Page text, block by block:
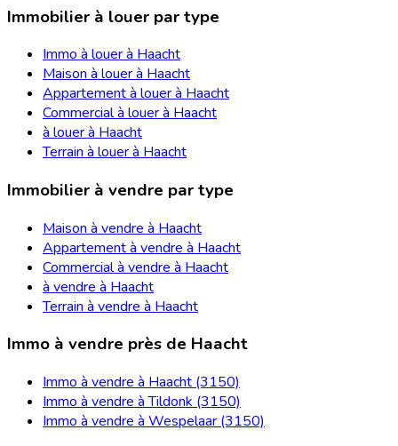
Immobilier à louer par type
Immo à louer à Haacht
Maison à louer à Haacht
Appartement à louer à Haacht
Commercial à louer à Haacht
à louer à Haacht
Terrain à louer à Haacht
Immobilier à vendre par type
Maison à vendre à Haacht
Appartement à vendre à Haacht
Commercial à vendre à Haacht
à vendre à Haacht
Terrain à vendre à Haacht
Immo à vendre près de Haacht
Immo à vendre à Haacht (3150)
Immo à vendre à Tildonk (3150)
Immo à vendre à Wespelaar (3150)